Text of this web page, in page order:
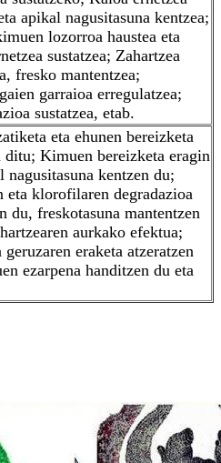
apikal nagusitasuna kentzea;
lozorroa haustea eta
sustatzea; Zahartzea
fresko mantentzea;
garraioa erregulatzea;
sustatzea, etab.
eta ehunen bereizketa
ditu; Kimuen bereizketa eragin
nagusitasuna kentzen du;
eta klorofilaren degradazioa
du, freskotasuna mantentzen
aurkako efektua;
geruzaren eraketa atzeratzen
ezarpena handitzen du eta